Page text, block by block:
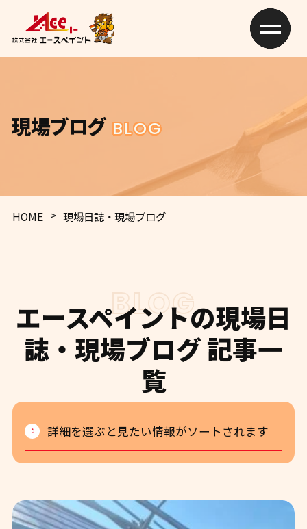
現場ブログ BLOG
HOME > 現場日誌・現場ブログ
BLOG
エースペイントの現場日
誌・現場ブログ 記事一
覧
詳細を選ぶと見たい情報がソートされます